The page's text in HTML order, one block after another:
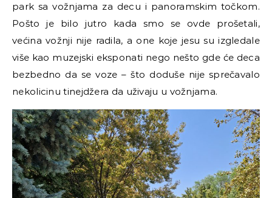
park sa vožnjama za decu i panoramskim točkom.
Pošto je bilo jutro kada smo se ovde prošetali,
većina vožnji nije radila, a one koje jesu su izgledale
više kao muzejski eksponati nego nešto gde će deca
bezbedno da se voze – što doduše nije sprečavalo
nekolicinu tinejdžera da uživaju u vožnjama.